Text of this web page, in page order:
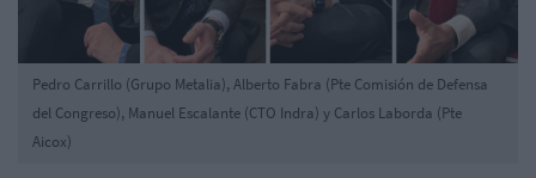
Pedro Carrillo (Grupo Metalia), Alberto Fabra (Pte Comisión de Defensa
del Congreso), Manuel Escalante (CTO Indra) y Carlos Laborda (Pte
Aicox)